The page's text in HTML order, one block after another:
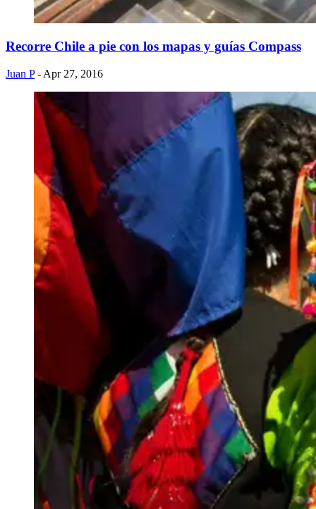
Recorre Chile a pie con los mapas y guías Compass
Juan P - Apr 27, 2016